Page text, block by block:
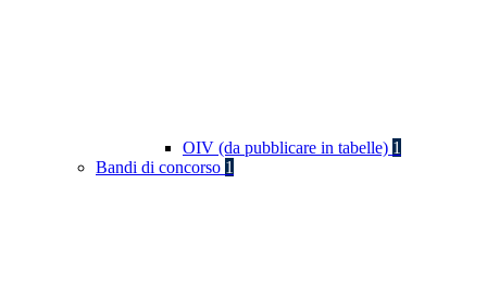
OIV (da pubblicare in tabelle) 1
Bandi di concorso 1